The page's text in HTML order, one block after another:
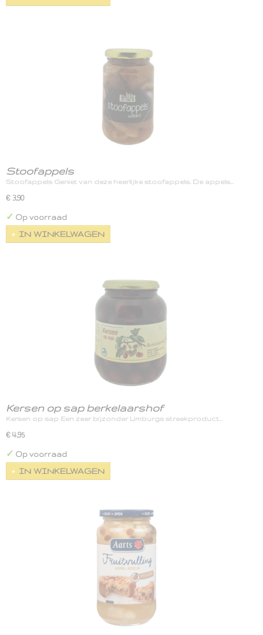
Stoofappels
Stoofappels Geniet van deze heerlijke stoofappels. De appels…
€ 3,90
✓ Op voorraad
IN WINKELWAGEN
Kersen op sap berkelaarshof
Kersen op sap Een zeer bijzonder Limburgs streekproduct…
€ 4,95
✓ Op voorraad
IN WINKELWAGEN